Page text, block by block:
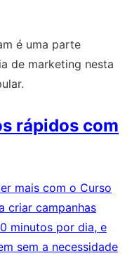
é uma parte
de marketing nesta
rápidos com
mais com o Curso
criar campanhas
minutos por dia, e
sem a necessidade